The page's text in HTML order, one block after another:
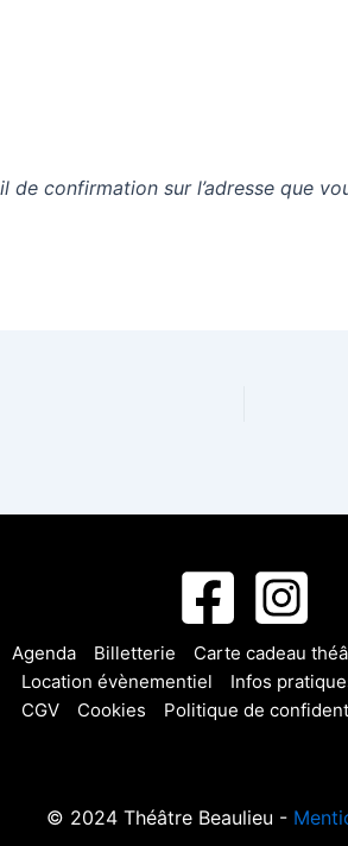
confirmation sur l’adresse que
Agenda Billetterie
Carte cadeau
Location évènementiel
Infos
CGV
Cookies Politique de
© 2024 Théâtre Beaulieu -